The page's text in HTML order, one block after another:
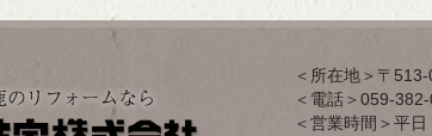
＜所在地＞〒
＜電話＞059-
＜営業時間＞平